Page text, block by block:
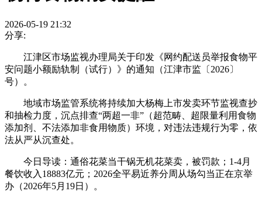
2026-05-19 21:32
分享:
江津区市场监视办理局关于印发《网约配送员举报食物平
安问题小额励轨制（试行）》的通知（江津市监〔2026〕
号）。
地域市场监管系统将持续加大杨梅上市发卖环节监视查抄
和抽检力度，沉点排查“两超一非”（超范畴、超限量利用食物
添加剂、不法添加非食用物质）环境，对违法违规行为零，依
法从严从沉查处。
今日导读：通俗花菜当干锅无机花菜卖，被罚款；1-4月
餐饮收入18883亿元；2026全平易近养分周从场勾当正在京举
办（2026年5月19日）。